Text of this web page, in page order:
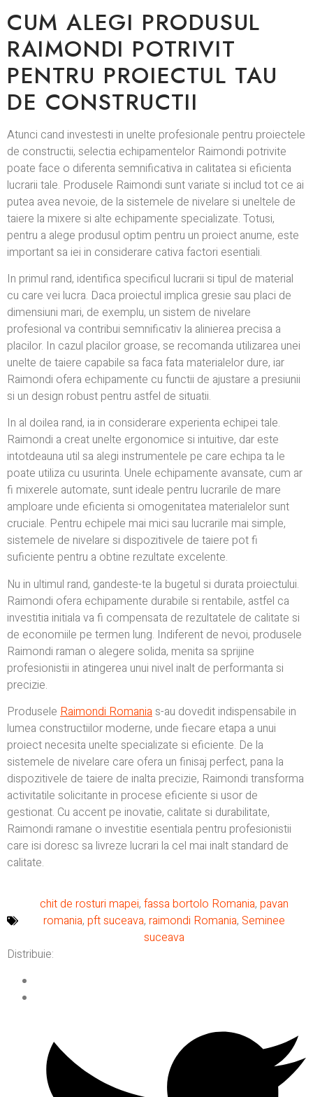
CUM ALEGI PRODUSUL
RAIMONDI POTRIVIT
PENTRU PROIECTUL TAU
DE CONSTRUCTII
Atunci cand investesti in unelte profesionale pentru proiectele
de constructii, selectia echipamentelor Raimondi potrivite
poate face o diferenta semnificativa in calitatea si eficienta
lucrarii tale. Produsele Raimondi sunt variate si includ tot ce ai
putea avea nevoie, de la sistemele de nivelare si uneltele de
taiere la mixere si alte echipamente specializate. Totusi,
pentru a alege produsul optim pentru un proiect anume, este
important sa iei in considerare cativa factori esentiali.
In primul rand, identifica specificul lucrarii si tipul de material
cu care vei lucra. Daca proiectul implica gresie sau placi de
dimensiuni mari, de exemplu, un sistem de nivelare
profesional va contribui semnificativ la alinierea precisa a
placilor. In cazul placilor groase, se recomanda utilizarea unei
unelte de taiere capabile sa faca fata materialelor dure, iar
Raimondi ofera echipamente cu functii de ajustare a presiunii
si un design robust pentru astfel de situatii.
In al doilea rand, ia in considerare experienta echipei tale.
Raimondi a creat unelte ergonomice si intuitive, dar este
intotdeauna util sa alegi instrumentele pe care echipa ta le
poate utiliza cu usurinta. Unele echipamente avansate, cum ar
fi mixerele automate, sunt ideale pentru lucrarile de mare
amploare unde eficienta si omogenitatea materialelor sunt
cruciale. Pentru echipele mai mici sau lucrarile mai simple,
sistemele de nivelare si dispozitivele de taiere pot fi
suficiente pentru a obtine rezultate excelente.
Nu in ultimul rand, gandeste-te la bugetul si durata proiectului.
Raimondi ofera echipamente durabile si rentabile, astfel ca
investitia initiala va fi compensata de rezultatele de calitate si
de economiile pe termen lung. Indiferent de nevoi, produsele
Raimondi raman o alegere solida, menita sa sprijine
profesionistii in atingerea unui nivel inalt de performanta si
precizie.
Produsele RaimondiRomanias-au dovedit indispensabile in
lumea constructiilor moderne, unde fiecare etapa a unui
proiect necesita unelte specializate si eficiente. De la
sistemele de nivelare care ofera un finisaj perfect, pana la
dispozitivele de taiere de inalta precizie, Raimondi transforma
activitatile solicitante in procese eficiente si usor de
gestionat. Cu accent pe inovatie, calitate si durabilitate,
Raimondi ramane o investitie esentiala pentru profesionistii
care isi doresc sa livreze lucrari la cel mai inalt standard de
calitate.
chit de rosturi mapei, fassa bortolo Romania, pavan
romania, pft suceava, raimondi Romania, Seminee
suceava
Distribuie: